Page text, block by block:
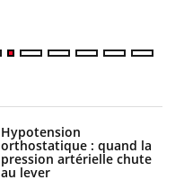
Hypotension
orthostatique : quand la
pression artérielle chute
au lever